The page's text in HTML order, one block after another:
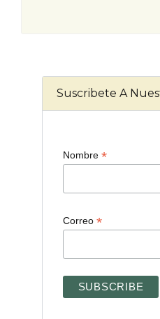
Suscribete A
Nombre *
Correo *